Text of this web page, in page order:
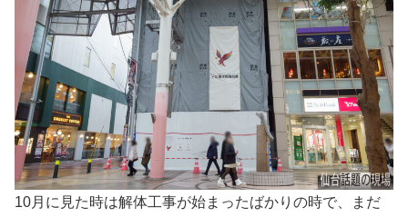
10月に見た時は解体工事が始まったばかりの時で、まだ